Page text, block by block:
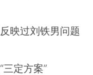
映过刘铁男问题
定方案”